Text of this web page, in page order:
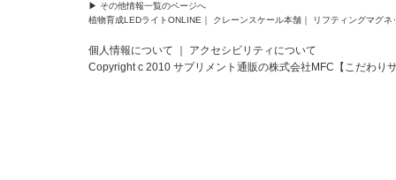
▶ その他情報一覧のページへ
植物育成LEDライトONLINE ｜ クレーンスケール本舗 ｜ リフティングマグネ
個人情報について
アクセシビリティについて
Copyright c 2010 サプリメント通販の株式会社MFC【こだわり